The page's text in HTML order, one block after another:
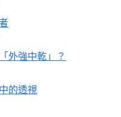
外強中乾」？
的透視